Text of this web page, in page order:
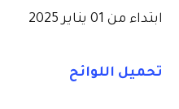
ابتداء من 01 يناير 2025
تحميل اللوائح